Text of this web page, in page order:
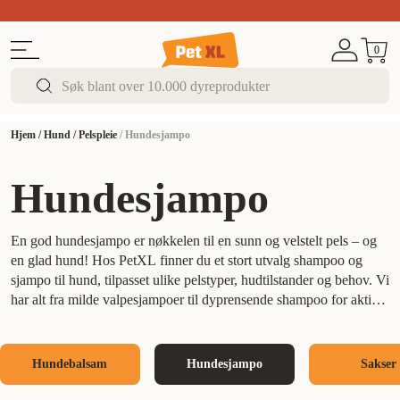
0
Hjem /Hund /Pelspleie /Hundesjampo
Hundesjampo
En god hundesjampo er nøkkelen til en sunn og velstelt pels – og
en glad hund! Hos PetXL finner du et stort utvalg shampoo og
sjampo til hund, tilpasset ulike pelstyper, hudtilstander og behov. Vi
har alt fra milde valpesjampoer til dyprensende shampoo for aktive
forebygge floker. Har hunden din sensitiv hud? Da bør du velge en
skånsom sjampo uten sterke stoffer. Vi har også hundeschampoo
Hundebalsam Hundesjampo Sakser